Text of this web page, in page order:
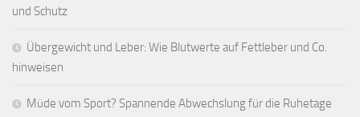
und Schutz
Übergewicht und Leber: Wie Blutwerte auf Fettleber und Co.
hinweisen
Müde vom Sport? Spannende Abwechslung für die Ruhetage